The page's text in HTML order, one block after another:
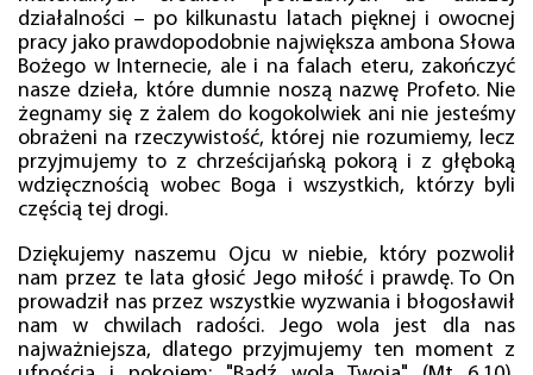
działalności – po kilkunastu latach pięknej i owocnej
pracy jako prawdopodobnie największa ambona Słowa
Bożego w Internecie, ale i na falach eteru, zakończyć
nasze dzieła, które dumnie noszą nazwę Profeto. Nie
żegnamy się z żalem do kogokolwiek ani nie jesteśmy
obrażeni na rzeczywistość, której nie rozumiemy, lecz
przyjmujemy to z chrześcijańską pokorą i z głęboką
wdzięcznością wobec Boga i wszystkich, którzy byli
częścią tej drogi.
Dziękujemy naszemu Ojcu w niebie, który pozwolił
nam przez te lata głosić Jego miłość i prawdę. To On
prowadził nas przez wszystkie wyzwania i błogosławił
nam w chwilach radości. Jego wola jest dla nas
najważniejsza, dlatego przyjmujemy ten moment z